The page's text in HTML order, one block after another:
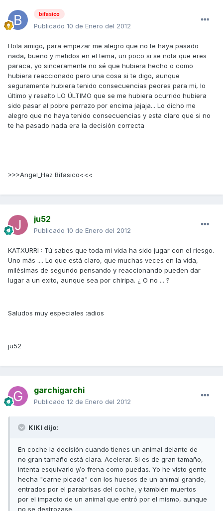
bifasico
Publicado 10 de Enero del 2012
Hola amigo, para empezar me alegro que no te haya pasado
nada, bueno y metidos en el tema, un poco si se nota que eres
paraca, yo sinceramente no sé que hubiera hecho o como
hubiera reaccionado pero una cosa si te digo, aunque
seguramente hubiera tenido consecuencias peores para mi, lo
último y resalto LO ÚLTIMO que se me hubiera ocurrido hubiera
sido pasar al pobre perrazo por encima jajaja... Lo dicho me
alegro que no haya tenido consecuencias y esta claro que si no
te ha pasado nada era la decisiòn correcta
>>>Angel_Haz Bifasico<<<
ju52
Publicado 10 de Enero del 2012
KATXURRI : Tú sabes que toda mi vida ha sido jugar con el riesgo.
Uno más .... Lo que está claro, que muchas veces en la vida,
milésimas de segundo pensando y reaccionando pueden dar
lugar a un exito, aunque sea por chiripa. ¿ O no ... ?
Saludos muy especiales :adios
ju52
garchigarchi
Publicado 12 de Enero del 2012
KIKI dijo:
En coche la decisión cuando tienes un animal delante de
no gran tamaño está clara. Acelerar. Si es de gran tamaño,
intenta esquivarlo y/o frena como puedas. Yo he visto gente
hecha "carne picada" con los huesos de un animal grande,
entrados por el parabrisas del coche, y también muertos
por el impacto de un animal que entró por el mismo, aunque
no se destrozase.